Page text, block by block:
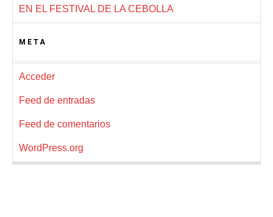
EN EL FESTIVAL DE LA CEBOLLA
META
Acceder
Feed de entradas
Feed de comentarios
WordPress.org